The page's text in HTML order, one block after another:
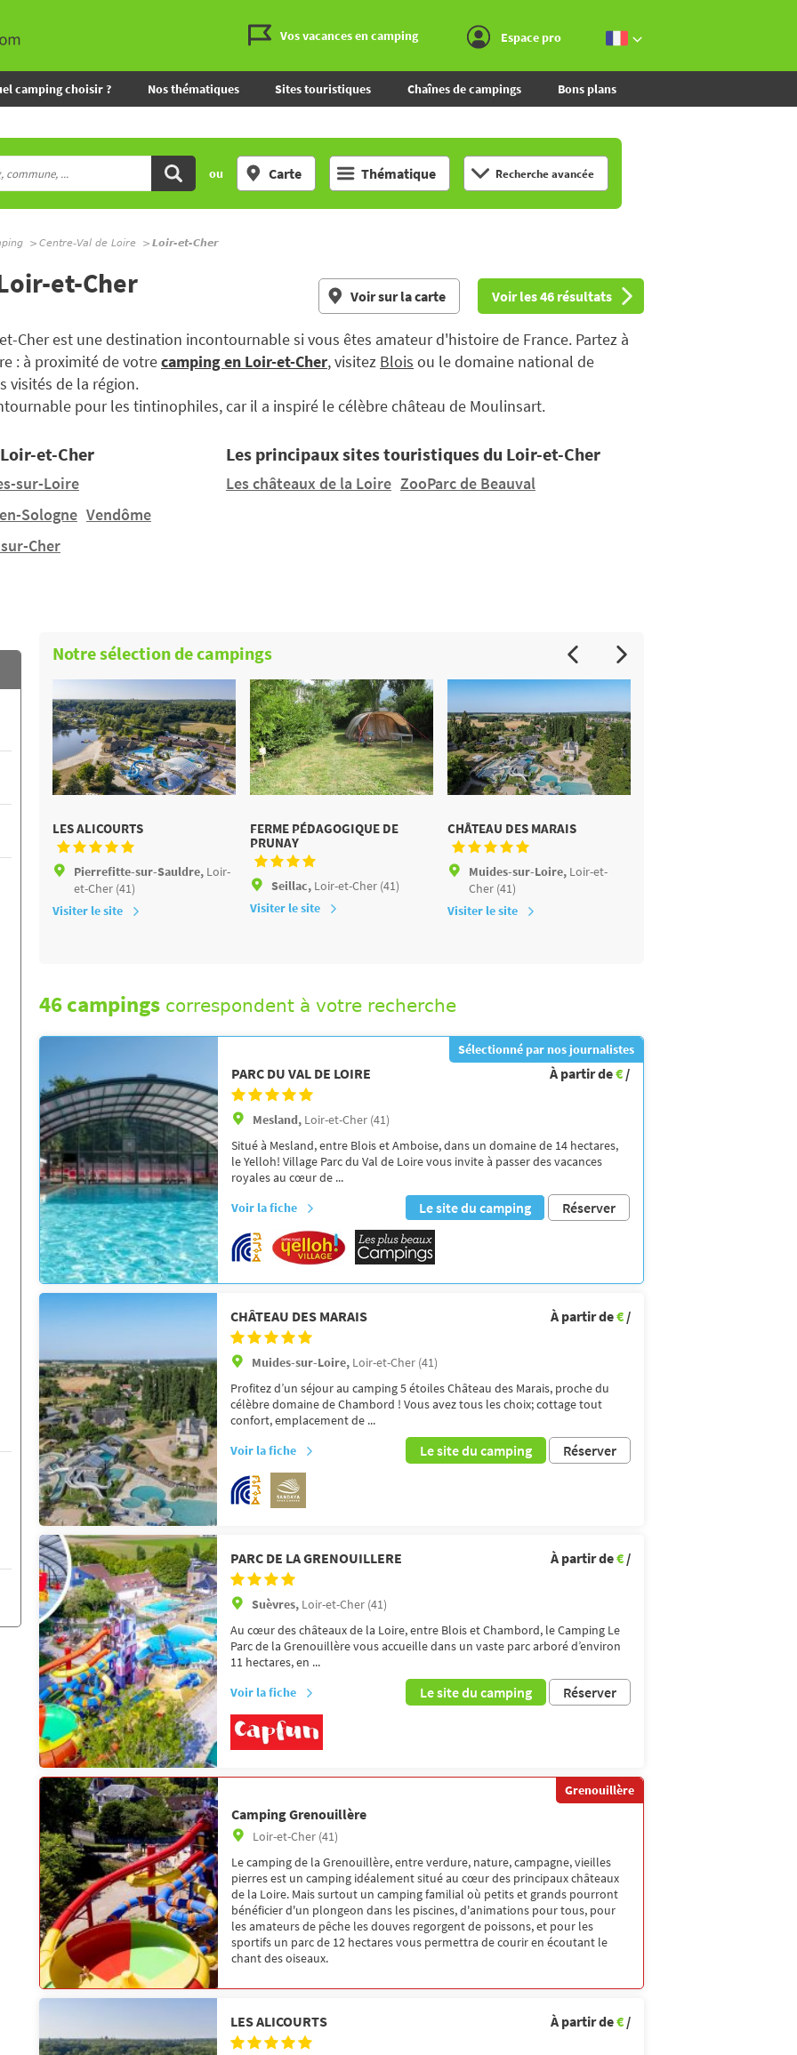
Vos vacances en camping Espace pro
camping choisir ? Nos thématiques Sites touristiques Chaînes de campings Bons plans
ou Carte Thématique Recherche avancée
Centre-Val de Loire Loir-et-Cher
et-Cher Voir sur la carte Voir les 46 résultats
Cher est une destination incontournable si vous êtes amateur d'histoire de France. Partez à
: à proximité de votrecamping en Loir-et-Cher, visitez Blois ou le domaine national de
visités de la région.
pour les tintinophiles, car il a inspiré le célèbre château de Moulinsart.
et-Cher
sur-Loire
Sologne Vendôme
Cher
Les principaux sites touristiques du Loir-et-Cher
Les châteaux de la Loire ZooParc de Beauval
Notre sélection de campings
LES ALICOURTS
Pierrefitte-sur-Sauldre, Loir-
et-Cher (41)
Visiter le site
FERME PÉDAGOGIQUE DE
PRUNAY
Seillac, Loir-et-Cher (41)
Visiter le site
CHÂTEAU DES MARAIS
Muides-sur-Loire, Loir-et-
Cher (41)
Visiter le site
46 campings correspondent à votre recherche
Sélectionné par nos journalistes
À partir de€ /
PARC DU VAL DE LOIRE
Mesland, Loir-et-Cher (41)
Situé à Mesland, entre Blois et Amboise, dans un domaine de 14 hectares,
le Yelloh! Village Parc du Val de Loire vous invite à passer des vacances
royales au cœur de ...
Voir la fiche
Le site du camping Réserver
À partir de€ /
CHÂTEAU DES MARAIS
Muides-sur-Loire, Loir-et-Cher (41)
Profitez d’un séjour au camping 5 étoiles Château des Marais, proche du
célèbre domaine de Chambord ! Vous avez tous les choix; cottage tout
confort, emplacement de ...
Voir la fiche
Le site du camping Réserver
À partir de€ /
PARC DE LA GRENOUILLERE
Suèvres, Loir-et-Cher (41)
Au cœur des châteaux de la Loire, entre Blois et Chambord, le Camping Le
Parc de la Grenouillère vous accueille dans un vaste parc arboré d’environ
11 hectares, en ...
Voir la fiche
Le site du camping Réserver
Grenouillère
Camping Grenouillère
Loir-et-Cher (41)
Le camping de la Grenouillère, entre verdure, nature, campagne, vieilles
pierres est un camping idéalement situé au cœur des principaux châteaux
de la Loire. Mais surtout un camping familial où petits et grands pourront
bénéficier d'un plongeon dans les piscines, d'animations pour tous, pour
les amateurs de pêche les douves regorgent de poissons, et pour les
sportifs un parc de 12 hectares vous permettra de courir en écoutant le
chant des oiseaux.
À partir de€ /
LES ALICOURTS